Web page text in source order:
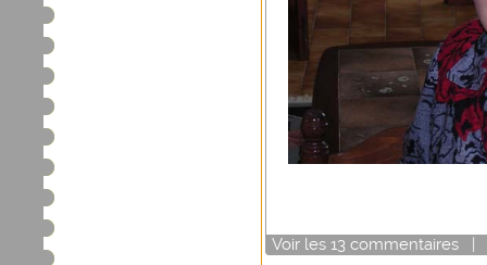
Voir les 13 commentaires |